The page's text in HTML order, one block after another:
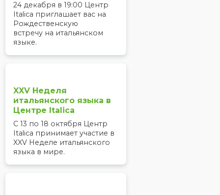
24 декабря в 19:00 Центр
Italica приглашает вас на
Рождественскую
встречу на итальянском
языке.
XXV Неделя
итальянского языка в
Центре Italica
С 13 по 18 октября Центр
Italica принимает участие в
XXV Неделе итальянского
языка в мире.